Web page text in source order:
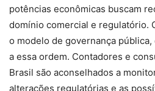
potências econômicas buscam
domínio comercial e regulatório.
o modelo de governança
a essa ordem. Contadores e
Brasil são aconselhados a
alterações regulatórias e as